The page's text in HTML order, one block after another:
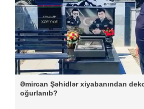
Əmircan Şəhidlər xiyabanından
oğurlanıb?